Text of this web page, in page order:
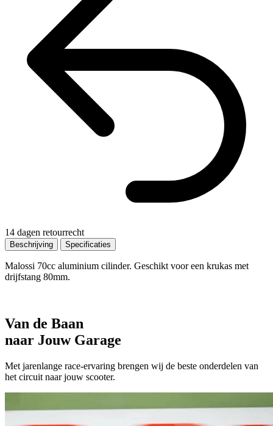
14 dagen retourrecht
Beschrijving Specificaties
Malossi 70cc aluminium cilinder. Geschikt voor een krukas met
drijfstang 80mm.
Van de Baan
naar Jouw Garage
Met jarenlange race-ervaring brengen wij de beste onderdelen van
het circuit naar jouw scooter.